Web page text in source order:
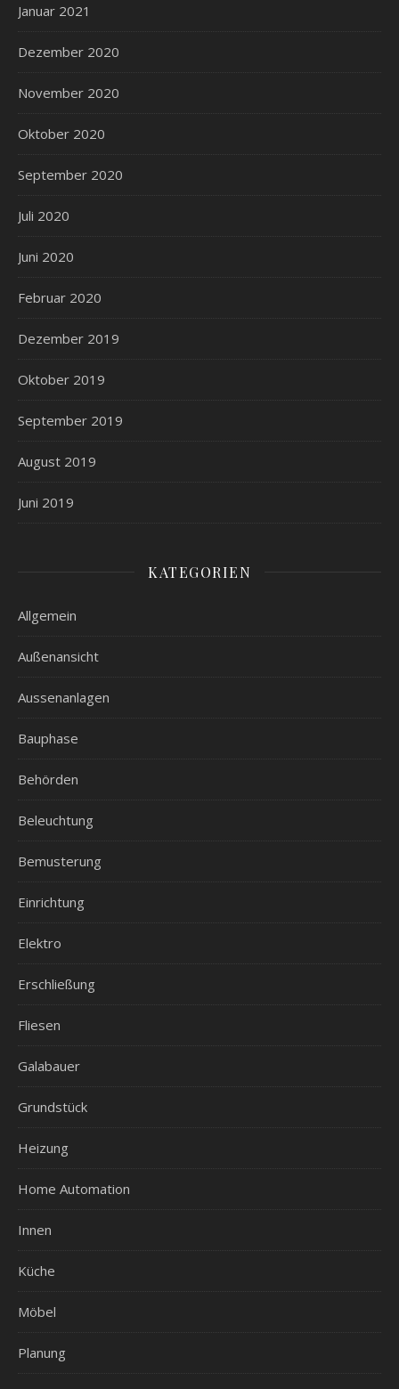
Januar 2021
Dezember 2020
November 2020
Oktober 2020
September 2020
Juli 2020
Juni 2020
Februar 2020
Dezember 2019
Oktober 2019
September 2019
August 2019
Juni 2019
KATEGORIEN
Allgemein
Außenansicht
Aussenanlagen
Bauphase
Behörden
Beleuchtung
Bemusterung
Einrichtung
Elektro
Erschließung
Fliesen
Galabauer
Grundstück
Heizung
Home Automation
Innen
Küche
Möbel
Planung